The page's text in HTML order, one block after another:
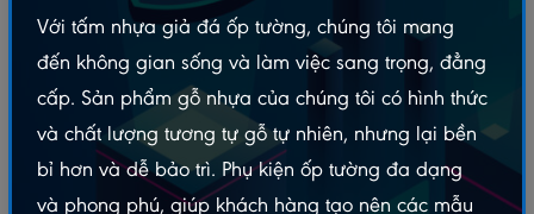
Với tấm nhựa giả đá ốp tường, chúng tôi mang
đến không gian sống và làm việc sang trọng, đẳng
cấp. Sản phẩm gỗ nhựa của chúng tôi có hình thức
và chất lượng tương tự gỗ tự nhiên, nhưng lại bền
bỉ hơn và dễ bảo trì. Phụ kiện ốp tường đa dạng
và phong phú, giúp khách hàng tạo nên các mẫu